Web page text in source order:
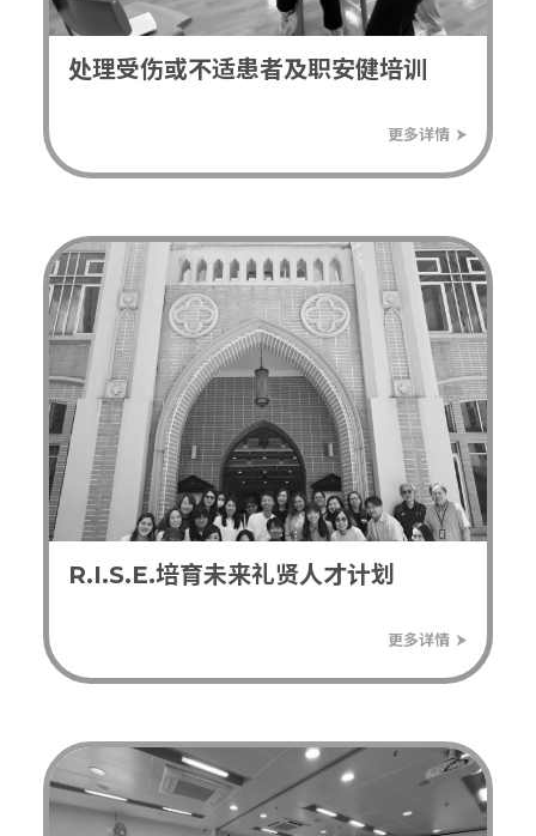
处理受伤或不适患者及职安健培训
更多详情 ⮞
R.I.S.E.培育未来礼贤人才计划
更多详情 ⮞